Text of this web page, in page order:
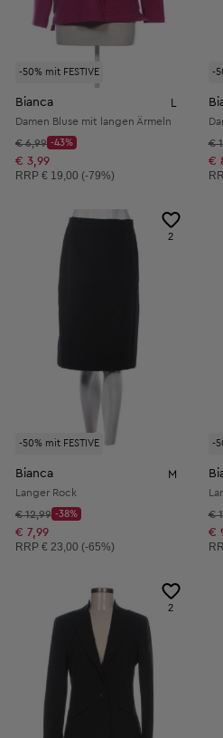
-50% mit FESTIVE
Bianca L
Damen Bluse mit langen Ärmeln
Startpreis:
€ 6,99
Discount Price:
-43%
Reduzierter Preis:
€ 3,99
Unverbindliche Preisempfehlung:
RRP€ 19,00 (-79%)
-
€
€
-50% mit FESTIVE
2
Bianca M
Langer Rock
Startpreis:
€ 12,99
Discount Price:
-38%
Reduzierter Preis:
€ 7,99
Unverbindliche Preisempfehlung:
RRP€ 23,00 (-65%)
-
€
€
2